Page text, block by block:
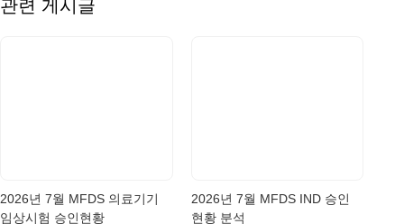
관련 게시글
2026년 7월 MFDS 의료기기
임상시험 승인현황
2026년 7월 MFDS IND 승인
현황 분석